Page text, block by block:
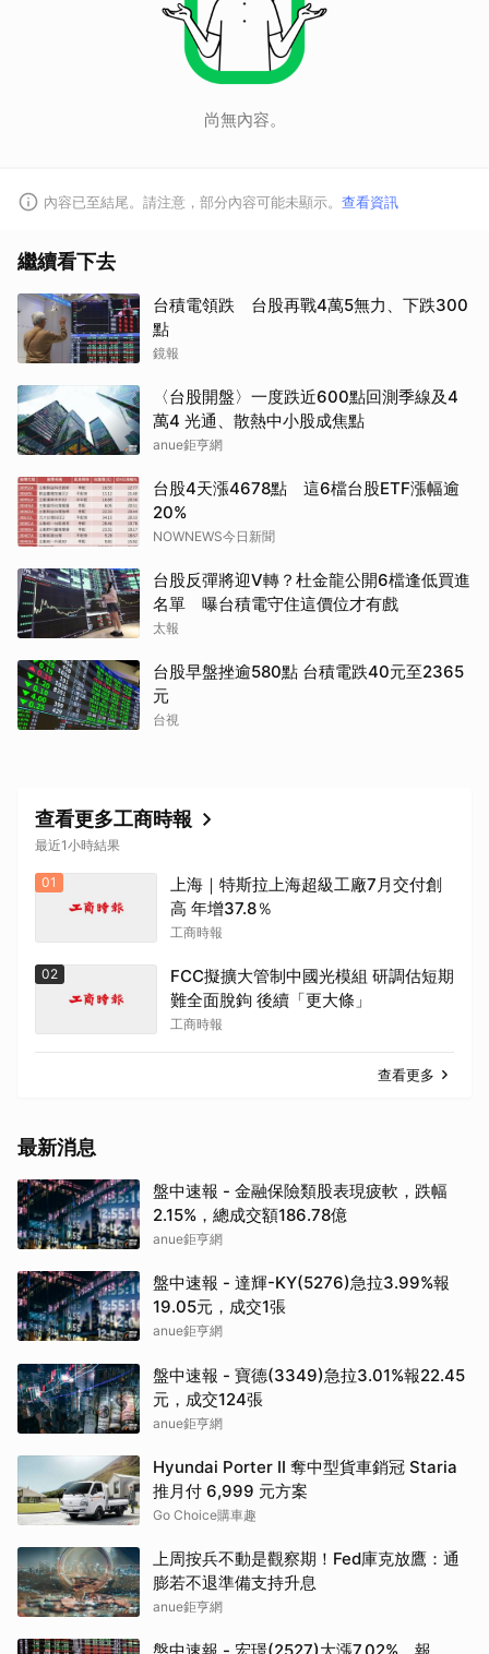
尚無內容。
內容已至結尾。請注意，部分內容可能未顯示。 查看資訊
繼續看下去
台積電領跌 台股再戰4萬5無力、下跌300
點
鏡報
〈台股開盤〉一度跌近600點回測季線及4
萬4 光通、散熱中小股成焦點
anue鉅亨網
台股4天漲4678點 這6檔台股ETF漲幅逾
20%
NOWNEWS今日新聞
台股反彈將迎V轉？杜金龍公開6檔逢低買進
名單 曝台積電守住這價位才有戲
太報
台股早盤挫逾580點 台積電跌40元至2365
元
台視
查看更多工商時報
最近1小時結果
01
上海｜特斯拉上海超級工廠7月交付創
高 年增37.8％
工商時報
02
FCC擬擴大管制中國光模組 研調估短期
難全面脫鉤 後續「更大條」
工商時報
查看更多
最新消息
盤中速報 - 金融保險類股表現疲軟，跌幅
2.15%，總成交額186.78億
anue鉅亨網
盤中速報 - 達輝-KY(5276)急拉3.99%報
19.05元，成交1張
anue鉅亨網
盤中速報 - 寶德(3349)急拉3.01%報22.45
元，成交124張
anue鉅亨網
Hyundai Porter II 奪中型貨車銷冠 Staria
推月付 6,999 元方案
Go Choice購車趣
上周按兵不動是觀察期！Fed庫克放鷹：通
膨若不退準備支持升息
anue鉅亨網
取消